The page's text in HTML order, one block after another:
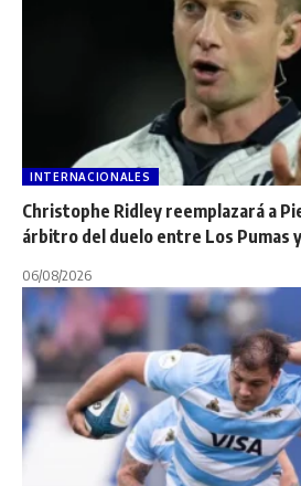
INTERNACIONALES
Christophe Ridley reemplazará a
árbitro del duelo entre Los Pumas
06/08/2026